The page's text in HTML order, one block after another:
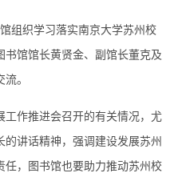
组织学习落实南京大学苏州校
书馆馆长黄贤金、副馆长董克及
。
工作推进会召开的有关情况，尤
讲话精神，强调建设发展苏州
任，图书馆也要助力推动苏州校